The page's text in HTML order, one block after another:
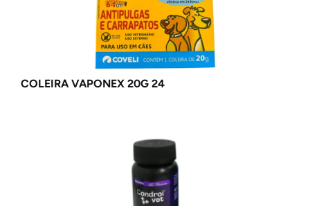
COLEIRA VAPONEX 20G 24